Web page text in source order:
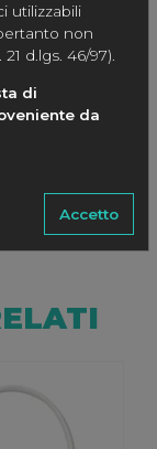
utilizzabili
non
d.lgs. 46/97).
di
da
Accetto
150